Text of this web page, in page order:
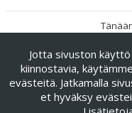
Keskustelufoorumin
Käännös: phpBB
phpBB Metro
Jotta sivuston
kiinnostavia,
evästeitä. Jatkamalla
et hyväksy